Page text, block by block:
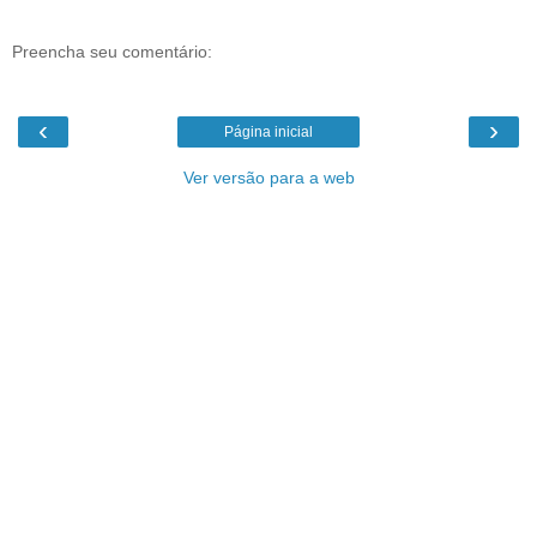
Preencha seu comentário:
‹ ›
Página inicial
Ver versão para a web